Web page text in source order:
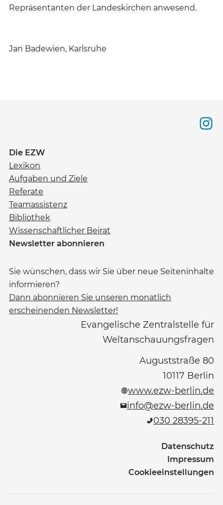
Repräsentanten der Landeskirchen anwesend.
Jan Badewien, Karlsruhe
Die EZW
Lexikon
Aufgaben und Ziele
Referate
Teamassistenz
Bibliothek
Wissenschaftlicher Beirat
Newsletter abonnieren
Sie wünschen, dass wir Sie über neue Seiteninhalte
informieren?
Dann abonnieren Sie unseren monatlich
erscheinenden Newsletter!
Evangelische Zentralstelle für
Weltanschauungsfragen
Auguststraße 80
10117 Berlin
www.ezw-berlin.de
info@ezw-berlin.de
030 28395-211
Datenschutz
Impressum
Cookieeinstellungen